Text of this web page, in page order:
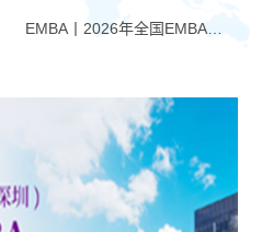
EMBA丨2026年全国EMBA学费汇总